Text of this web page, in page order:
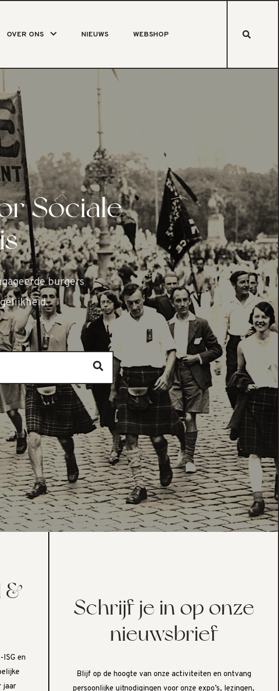
OVER ONS NIEUWS WEBSHOP
Sociale
burgers
&
ISG en
jaar
Schrijf je in op onze
nieuwsbrief
Blijf op de hoogte van onze activiteiten en ontvang
persoonlijke uitnodigingen voor onze expo’s, lezingen,